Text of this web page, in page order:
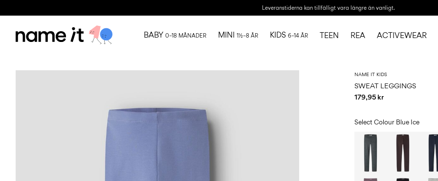
Leveranstiderna kan tillfälligt vara längre än vanligt.
BABY 0–18 MÅNADER MINI 1½–8 ÅR KIDS 6–14 ÅR TEEN REA ACTIVEWEAR
NAME IT KIDS
SWEAT LEGGINGS
179,95 kr
Select Colour Blue Ice